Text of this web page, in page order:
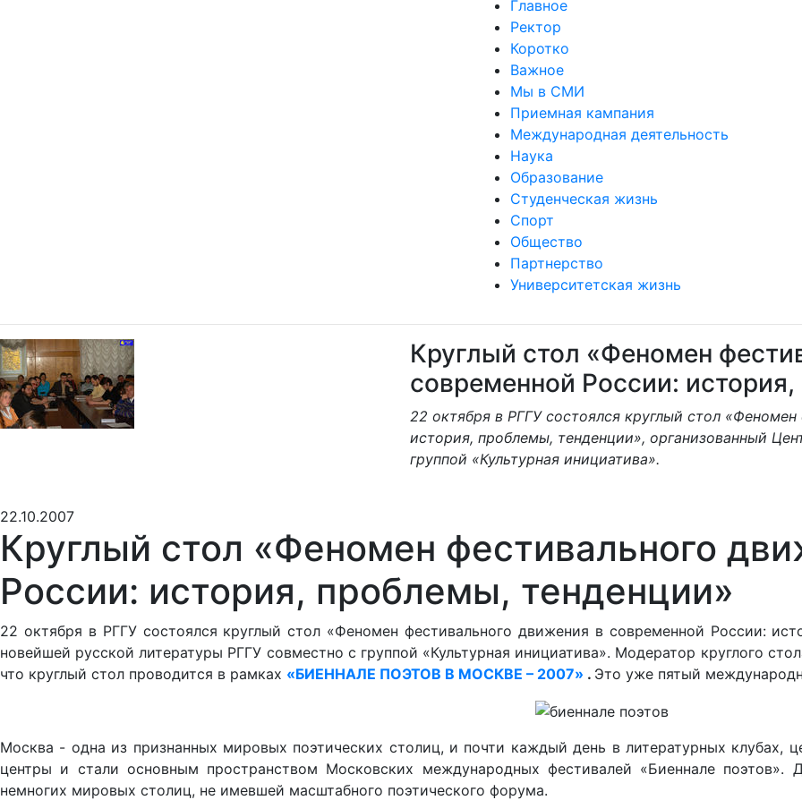
Главное
Ректор
Коротко
Важное
Мы в СМИ
Приемная кампания
Международная деятельность
Наука
Образование
Студенческая жизнь
Спорт
Общество
Партнерство
Университетская жизнь
Круглый стол «Феномен
современной России:
22 октября в РГГУ состоялся круглый стол
история, проблемы, тенденции», организованный
группой «Культурная инициатива».
22.10.2007
Круглый стол «Феномен фестивального
России: история, проблемы, тенденции»
22 октября в РГГУ состоялся круглый стол «Феномен фестивального движения в современной России:
новейшей русской литературы РГГУ совместно с группой «Культурная инициатива». Модератор круглого
что круглый стол проводится в рамках «БИЕННАЛЕ ПОЭТОВ В МОСКВЕ – 2007» . Это уже пятый
Москва - одна из признанных мировых поэти­ческих столиц, и почти каждый день в литера­турных клубах,
центры и стали основ­ным пространством Московских международ­ных фестивалей «Биеннале
немногих мировых столиц, не имевшей масштабного поэтического форума.